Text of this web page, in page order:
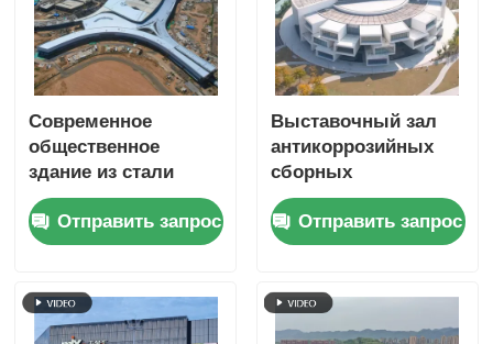
Современное
общественное
здание из стали
аэропорт
коммерческие
здания модульные
Отправить запрос
Выставочный зал
антикоррозийных
сборных
коммерческих
стальных зданий
Отправить запрос